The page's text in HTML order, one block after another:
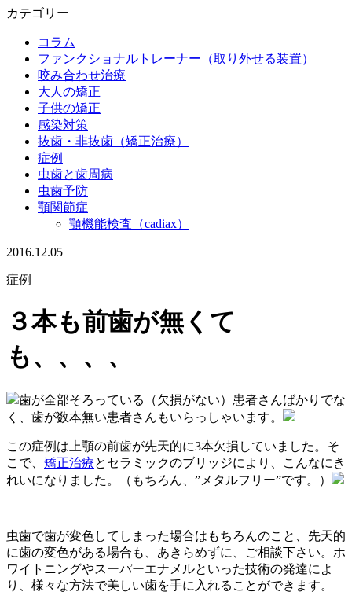
カテゴリー
コラム
ファンクショナルトレーナー（取り外せる装置）
咬み合わせ治療
大人の矯正
子供の矯正
感染対策
抜歯・非抜歯（矯正治療）
症例
虫歯と歯周病
虫歯予防
顎関節症
顎機能検査（cadiax）
2016.12.05
症例
３本も前歯が無くて
も、、、、
歯が全部そろっている（欠損がない）患者さんばかりでな
く、歯が数本無い患者さんもいらっしゃいます。
この症例は上顎の前歯が先天的に3本欠損していました。そ
こで、 矯正治療とセラミックのブリッジにより、こんなにき
れいになりました。（もちろん、”メタルフリー”です。）
虫歯で歯が変色してしまった場合はもちろんのこと、先天的
に歯の変色がある場合も、あきらめずに、ご相談下さい。ホ
ワイトニングやスーパーエナメルといった技術の発達によ
り、様々な方法で美しい歯を手に入れることができます。